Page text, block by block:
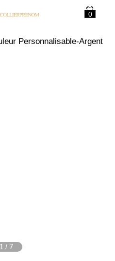
0
Personnalisable-Argent
1 / 7